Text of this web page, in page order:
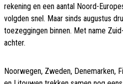
rekening en een aantal Noord-
volgden snel. Maar sinds augustus
toezeggingen binnen. Met name
achter.
Noorwegen, Zweden, Denemarken,